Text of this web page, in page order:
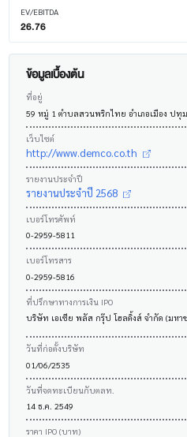
EV/EBITDA
26.76
ข้อมูลเบื้องต้น
ที่อยู่
59 หมู่ 1 ตำบลสวนพริกไทย อำเภอเมือง ปทุ
เว็บไซต์
http://www.demco.co.th
รายงานประจำปี
รายงานประจำปี 2568
เบอร์โทรศัพท์
0-2959-5811
เบอร์โทรสาร
0-2959-5816
ที่ปรึกษาทางการเงิน IPO
บริษัท เอเซีย พลัส กรุ๊ป โฮลดิ้งส์ จำกัด (มหา
วันที่ก่อตั้งบริษัท
01/06/2535
วันที่จดทะเบียนกับตลท.
14 ธ.ค. 2549
ราคา IPO (บาท)